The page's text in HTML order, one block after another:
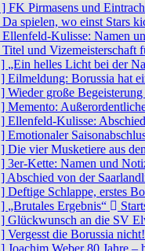
] FK Pirmasens und
Da spielen, wo einst Stars
Ellenfeld-Kulisse: Namen
Titel und Vizemeisterschaft
„Ein helles Licht bei der
Eilmeldung: Borussia hat
Wieder große
Memento:
Ellenfeld-Kulisse:
Emotionaler
Die vier Musketiere aus
3er-Kette: Namen und
Abschied von der
Deftige Schlappe, erstes
„Brutales Ergebnis“
Glückwunsch an die SV
Vergesst die Borussia nicht!
Joachim Weber 80 Jahre